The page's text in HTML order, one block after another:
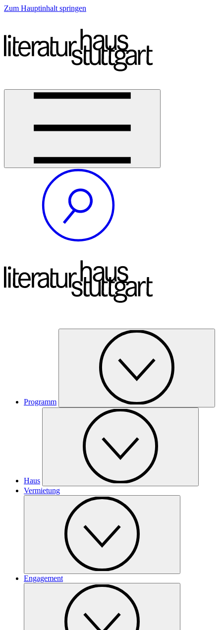
Zum Hauptinhalt springen
Programm
Haus
Vermietung
Engagement